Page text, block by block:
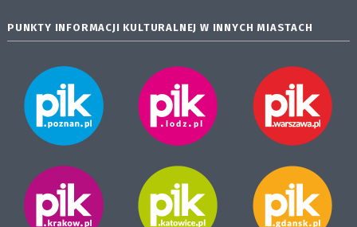
PUNKTY INFORMACJI KULTURALNEJ W INNYCH MIASTACH